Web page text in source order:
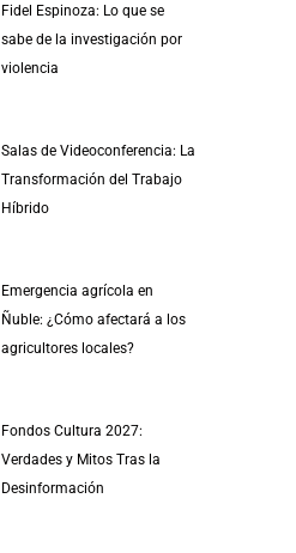
Fidel Espinoza: Lo que se
sabe de la investigación por
violencia
Salas de Videoconferencia: La
Transformación del Trabajo
Híbrido
Emergencia agrícola en
Ñuble: ¿Cómo afectará a los
agricultores locales?
Fondos Cultura 2027:
Verdades y Mitos Tras la
Desinformación